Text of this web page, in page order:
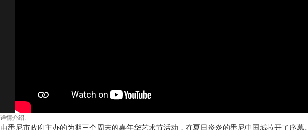
详情介绍:
由悉尼市政府主办的为期三个周末的嘉年华艺术节活动，在夏日炎炎的悉尼中国城拉开了序幕。